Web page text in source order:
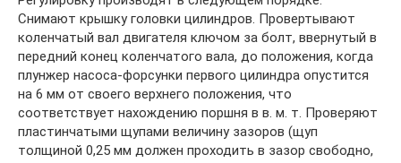
Снимают крышку головки цилиндров. Провертывают
коленчатый вал двигателя ключом за болт, ввернутый в
передний конец коленчатого вала, до положения, когда
плунжер насоса-форсунки первого цилиндра опустится
на 6 мм от своего верхнего положения, что
соответствует нахождению поршня в в. м. т. Проверяют
пластинчатыми щупами величину зазоров (щуп
толщиной 0,25 мм должен проходить в зазор свободно,